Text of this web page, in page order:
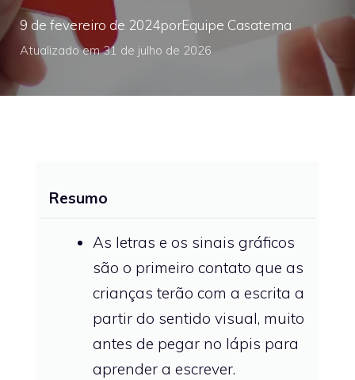
9 de fevereiro de 2024porEquipe Casatema
Atualizado em 31 de julho de 2026
Resumo
As letras e os sinais gráficos
são o primeiro contato que as
crianças terão com a escrita a
partir do sentido visual, muito
antes de pegar no lápis para
aprender a escrever.